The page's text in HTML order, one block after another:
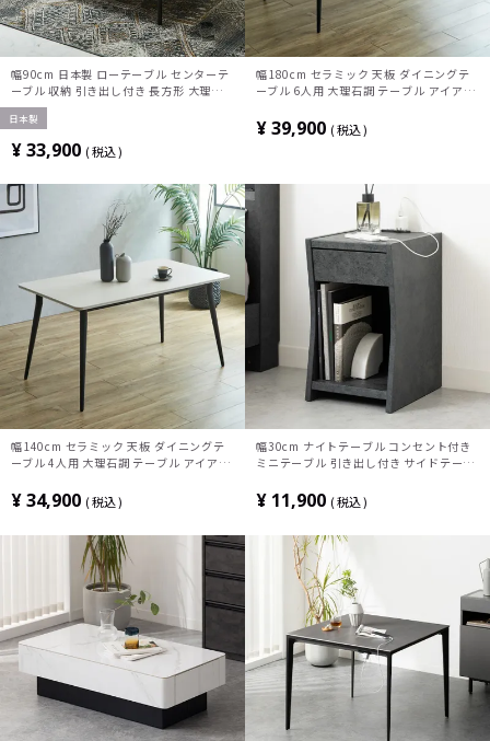
幅90cm 日本製 ローテーブル センターテ
ーブル 収納 引き出し付き 長方形 大理石
調 リビングテーブル おしゃれ コーヒーテ
ーブル シンプル モダン ホワイト ブラッ
日本製
¥33,900 税込
幅180cm セラミック 天板 ダイニングテ
ーブル 6人用 大理石調 テーブル アイアン
ル シンプル モダン ブラック ベージュ
¥39,900 税込
幅140cm セラミック 天板 ダイニングテ
ーブル 4人用 大理石調 テーブル アイアン
ル シンプル モダン ブラック ベージュ
¥34,900 税込
幅30cm ナイトテーブル コンセント付き
ミニテーブル 引き出し付き サイドテーブ
モダン ブラック ホワイト 完成品
¥ 11,900 税込